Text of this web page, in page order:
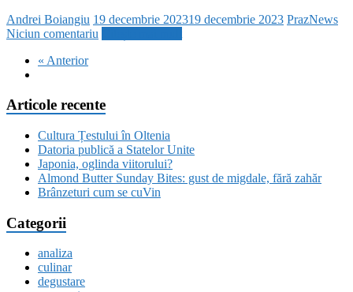
Andrei Boiangiu 19 decembrie 202319 decembrie 2023 PrazNews
Niciun comentariu
« Anterior
Articole recente
Cultura Țestului în Oltenia
Datoria publică a Statelor Unite
Japonia, oglinda viitorului?
Almond Butter Sunday Bites: gust de migdale, fără zahăr
Brânzeturi cum se cuVin
Categorii
analiza
culinar
degustare